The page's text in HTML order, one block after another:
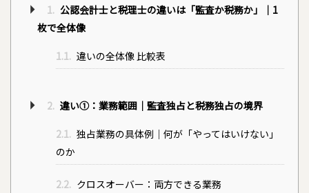
1. 公認会計士と税理士の違いは「監査か税務か」｜1
枚で全体像
1.1. 違いの全体像 比較表
2. 違い①：業務範囲｜監査独占と税務独占の境界
2.1. 独占業務の具体例｜何が「やってはいけない」
のか
2.2. クロスオーバー：両方できる業務